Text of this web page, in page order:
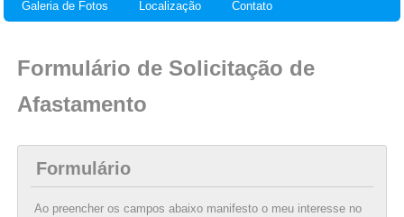
Galeria de Fotos Localização Contato
Formulário de Solicitação de
Afastamento
Formulário
Ao preencher os campos abaixo manifesto o meu interesse no